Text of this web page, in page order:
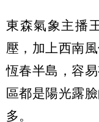
東森氣象主播
壓，加上西南
恆春半島，容
區都是陽光露
多。